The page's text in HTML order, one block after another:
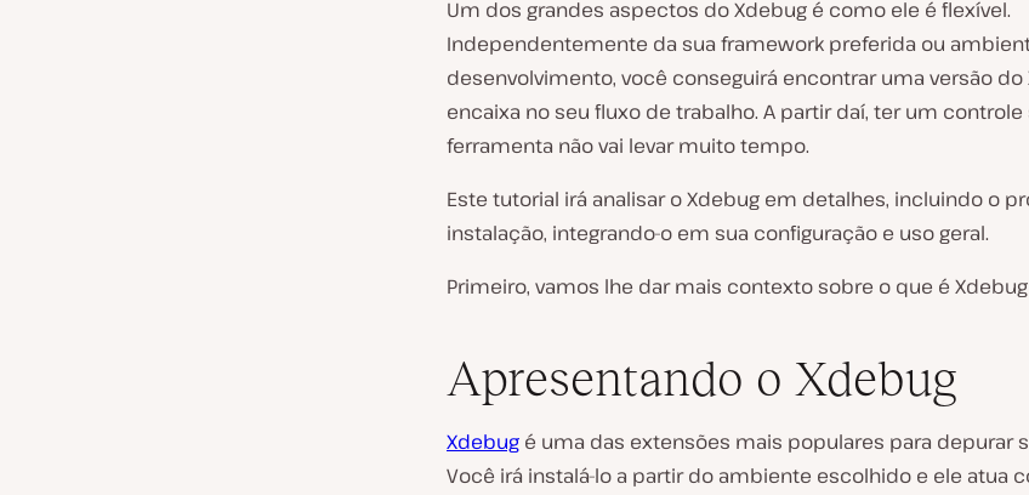
Um dos grandes aspectos do Xdebug é como ele é flexível.
Independentemente da sua framework preferida ou
desenvolvimento, você conseguirá encontrar uma versão do
encaixa no seu fluxo de trabalho. A partir daí, ter um controle
ferramenta não vai levar muito tempo.
Este tutorial irá analisar o Xdebug em detalhes, incluindo o
instalação, integrando-o em sua configuração e uso geral.
Primeiro, vamos lhe dar mais contexto sobre o que é
Apresentando o Xdebug
Xdebug é uma das extensões mais populares para depurar
Você irá instalá-lo a partir do ambiente escolhido e ele atua